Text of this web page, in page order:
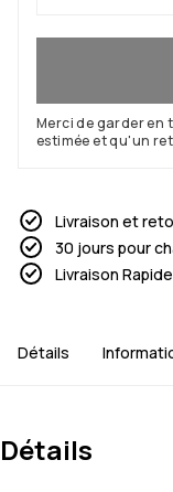
Merci de garder en
estimée et qu'un
Livraison et
30 jours pour
Livraison Rapide
Détails
Détails